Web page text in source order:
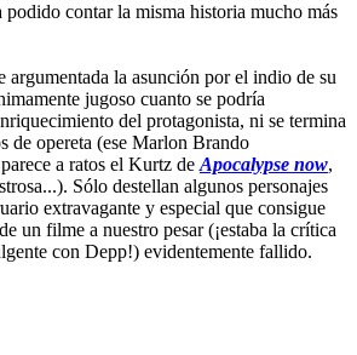
contar la misma historia mucho más
argumentada la asunción por el indio de su
jugoso cuanto se podría
del protagonista, ni se termina
de opereta (ese Marlon Brando
a ratos el Kurtz de Apocalypse now,
Sólo destellan algunos personajes
extravagante y especial que consigue
un filme a nuestro pesar (¡estaba la crítica
con Depp!) evidentemente fallido.